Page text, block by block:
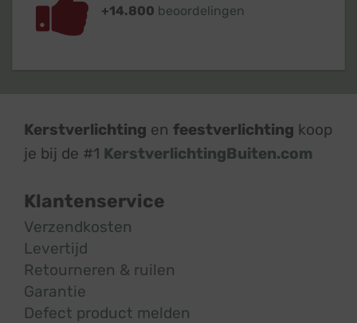
+14.800 beoordelingen
Kerstverlichting en feestverlichting koop
je bij de #1 KerstverlichtingBuiten.com
Klantenservice
Verzendkosten
Levertijd
Retourneren & ruilen
Garantie
Defect product melden